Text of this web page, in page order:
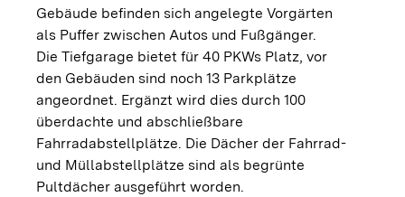
Gebäude befinden sich angelegte Vorgärten
als Puffer zwischen Autos und Fußgänger.
Die Tiefgarage bietet für 40 PKWs Platz, vor
den Gebäuden sind noch 13 Parkplätze
angeordnet. Ergänzt wird dies durch 100
überdachte und abschließbare
Fahrradabstellplätze. Die Dächer der Fahrrad-
und Müllabstellplätze sind als begrünte
Pultdächer ausgeführt worden.